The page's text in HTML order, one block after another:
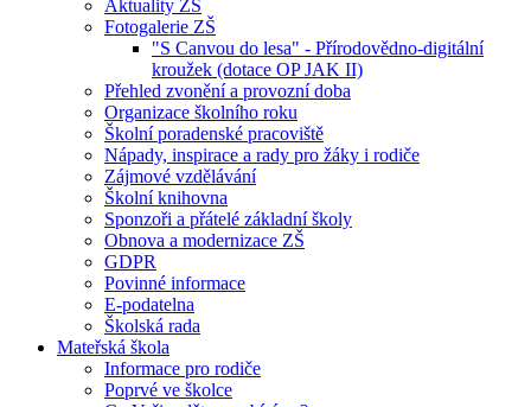
Aktuality ZŠ
Fotogalerie ZŠ
"S Canvou do lesa" - Přírodovědno-digitální
kroužek (dotace OP JAK II)
Přehled zvonění a provozní doba
Organizace školního roku
Školní poradenské pracoviště
Nápady, inspirace a rady pro žáky i rodiče
Zájmové vzdělávání
Školní knihovna
Sponzoři a přátelé základní školy
Obnova a modernizace ZŠ
GDPR
Povinné informace
E-podatelna
Školská rada
Mateřská škola
Informace pro rodiče
Poprvé ve školce